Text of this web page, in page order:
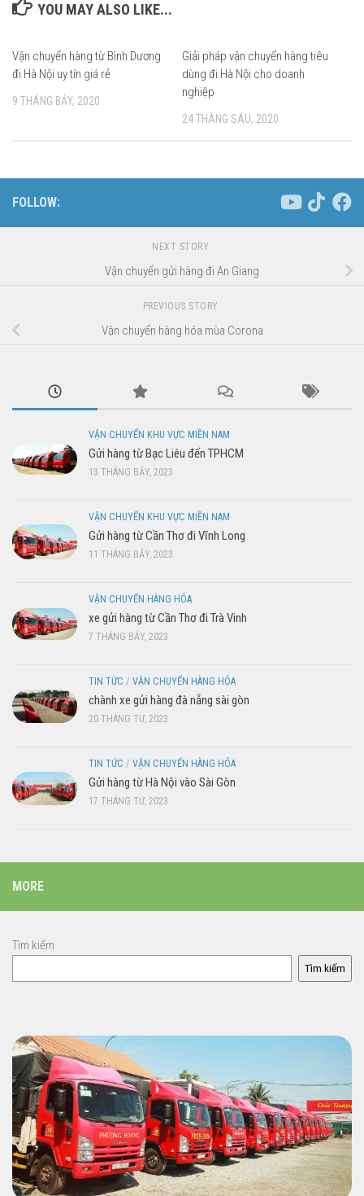
YOU MAY ALSO LIKE...
Vận chuyển hàng từ Bình Dương
đi Hà Nội uy tín giá rẻ
9 THÁNG BẢY, 2020
Giải pháp vận chuyển hàng tiêu
dùng đi Hà Nội cho doanh
nghiệp
24 THÁNG SÁU, 2020
FOLLOW:
NEXT STORY
Vận chuyển gửi hàng đi An Giang
PREVIOUS STORY
Vận chuyển hàng hóa mùa Corona
VẬN CHUYỂN KHU VỰC MIỀN NAM
Gửi hàng từ Bạc Liêu đến TPHCM
13 THÁNG BẢY, 2023
VẬN CHUYỂN KHU VỰC MIỀN NAM
Gửi hàng từ Cần Thơ đi Vĩnh Long
11 THÁNG BẢY, 2023
VẬN CHUYỂN HÀNG HÓA
xe gửi hàng từ Cần Thơ đi Trà Vinh
7 THÁNG BẢY, 2023
TIN TỨC / VẬN CHUYỂN HÀNG HÓA
chành xe gửi hàng đà nẵng sài gòn
20 THÁNG TƯ, 2023
TIN TỨC / VẬN CHUYỂN HÀNG HÓA
Gửi hàng từ Hà Nội vào Sài Gòn
17 THÁNG TƯ, 2023
MORE
Tìm kiếm
Tìm kiếm